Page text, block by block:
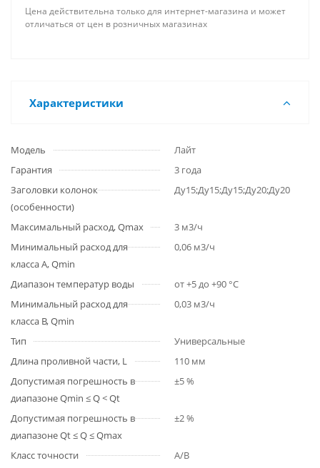
Цена действительна только для интернет-магазина и может
отличаться от цен в розничных магазинах
Характеристики
Модель
Лайт
Гарантия
3 года
Заголовки колонок
(особенности)
Ду15;Ду15;Ду15;Ду20;Ду20
Максимальный расход, Qmax
3 м3/ч
Минимальный расход для
класса A, Qmin
0,06 м3/ч
Диапазон температур воды
от +5 до +90 °С
Минимальный расход для
класса B, Qmin
0,03 м3/ч
Тип
Универсальные
Длина проливной части, L
110 мм
Допустимая погрешность в
диапазоне Qmin ≤ Q < Qt
±5 %
Допустимая погрешность в
диапазоне Qt ≤ Q ≤ Qmax
±2 %
Класс точности
A/B